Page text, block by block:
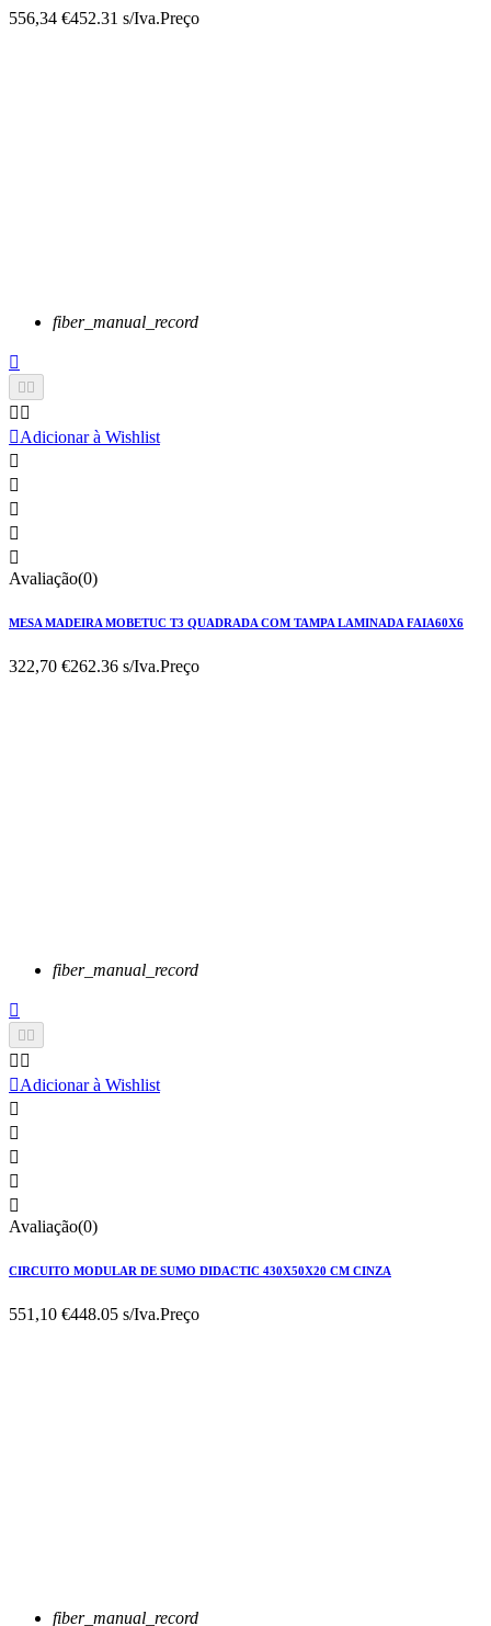
556,34 €452.31 s/Iva.Preço
fiber_manual_record


 
Adicionar à Wishlist





Avaliação(0)
MESA MADEIRA MOBETUC T3 QUADRADA COM TAMPA LAMINADA FAIA60X6
322,70 €262.36 s/Iva.Preço
fiber_manual_record


 
Adicionar à Wishlist





Avaliação(0)
CIRCUITO MODULAR DE SUMO DIDACTIC 430X50X20 CM CINZA
551,10 €448.05 s/Iva.Preço
fiber_manual_record